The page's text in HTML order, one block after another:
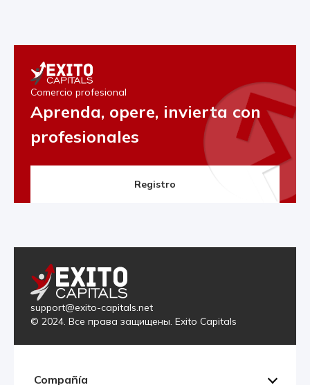
Comercio profesional
Aprenda, opere, invierta con
profesionales
Registro
support@exito-capitals.net
© 2024. Все права защищены. Exito Capitals
Compañía